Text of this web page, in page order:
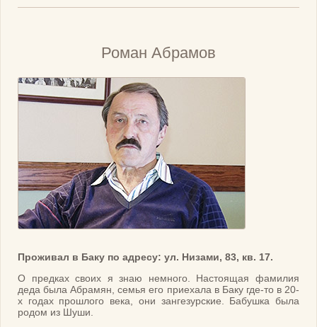
Роман Абрамов
Проживал в Баку по адресу: ул. Низами, 83, кв. 17.
О предках своих я знаю немного. Настоящая фамилия
деда была Абрамян, семья его приехала в Баку где-то в 20-
х годах прошлого века, они зангезурские. Бабушка была
родом из Шуши.